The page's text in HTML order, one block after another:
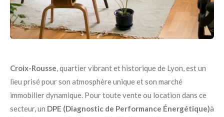
Croix-Rousse, quartier vibrant et historique de Lyon, est un
lieu prisé pour son atmosphère unique et son marché
immobilier dynamique. Pour toute vente ou location dans ce
secteur, un DPE (Diagnostic de Performance Énergétique)à